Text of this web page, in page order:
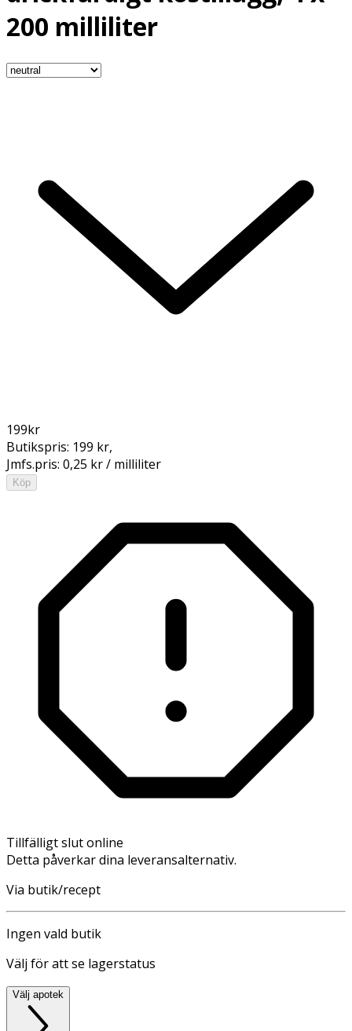
200 milliliter
199kr
Butikspris: 199 kr,
Jmfs.pris: 0,25 kr / milliliter
Köp
Tillfälligt slut online
Detta påverkar dina leveransalternativ.
Via butik/recept
Ingen vald butik
Välj för att se lagerstatus
Välj apotek